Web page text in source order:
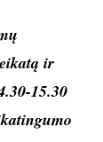
norime
sveikai
kitų,
pat